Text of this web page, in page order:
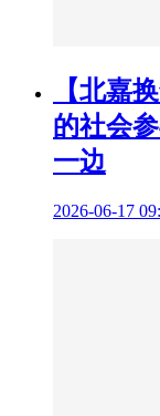
【北嘉
的社会
一边
2026-06-17